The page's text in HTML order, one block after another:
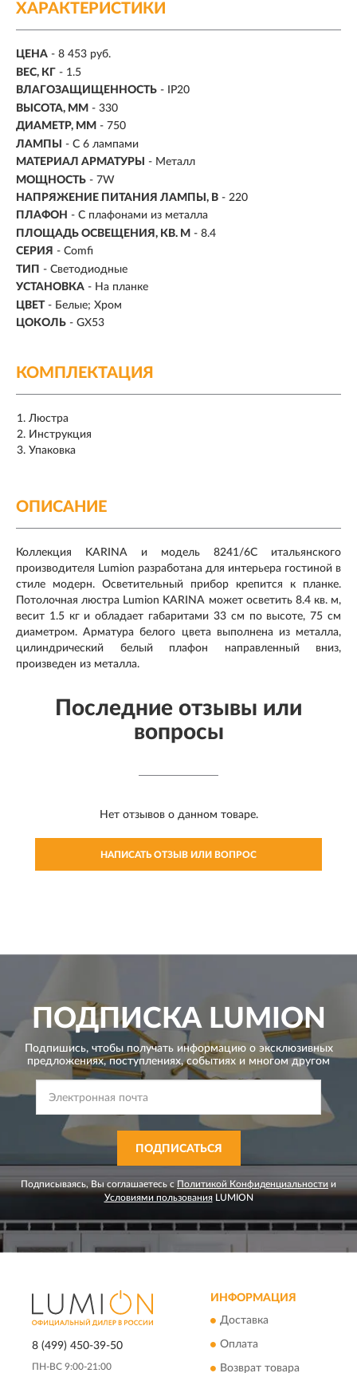
ХАРАКТЕРИСТИКИ
ЦЕНА - 8 453 руб.
ВЕС, КГ - 1.5
ВЛАГОЗАЩИЩЕННОСТЬ - IP20
ВЫСОТА, ММ - 330
ДИАМЕТР, ММ - 750
ЛАМПЫ
- С 6 лампами
МАТЕРИАЛ АРМАТУРЫ
- Металл
МОЩНОСТЬ - 7W
НАПРЯЖЕНИЕ ПИТАНИЯ ЛАМПЫ, В - 220
ПЛАФОН - С плафонами из металла
ПЛОЩАДЬ ОСВЕЩЕНИЯ, КВ. М - 8.4
СЕРИЯ - Comfi
ТИП - Светодиодные
УСТАНОВКА - На планке
ЦВЕТ - Белые; Хром
ЦОКОЛЬ - GX53
КОМПЛЕКТАЦИЯ
Люстра
Инструкция
Упаковка
ОПИСАНИЕ
Коллекция KARINA и модель 8241/6C итальянского
производителя Lumion разработана для интерьера гостиной в
стиле модерн. Осветительный прибор крепится к планке.
Потолочная люстра Lumion KARINA может осветить 8.4 кв. м,
весит 1.5 кг и обладает габаритами 33 см по высоте, 75 см
диаметром. Арматура белого цвета выполнена из металла,
цилиндрический белый плафон направленный вниз,
произведен из металла.
Последние отзывы или
вопросы
Нет отзывов о данном товаре.
НАПИСАТЬ ОТЗЫВ ИЛИ ВОПРОС
ПОДПИСКАLUMION
Подпишись, чтобы получать информацию о эксклюзивных
предложениях,поступлениях, событиях и многом другом
ПОДПИСАТЬСЯ
Подписываясь, Вы соглашаетесь сПолитикой Конфиденциальности и
Условиями пользованияLUMION
8 (499) 450-39-50
ПН-ВС 9:00-21:00
ИНФОРМАЦИЯ
Доставка
Оплата
Возврат товара